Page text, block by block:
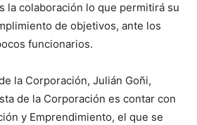
la colaboración lo que permitirá su
de objetivos, ante los
funcionarios.
la Corporación, Julián Goñi,
de la Corporación es contar con
y Emprendimiento, el que se